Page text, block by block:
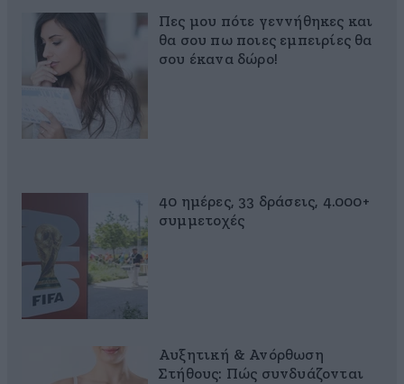
Πες μου πότε γεννήθηκες και
θα σου πω ποιες εμπειρίες θα
σου έκανα δώρο!
40 ημέρες, 33 δράσεις, 4.000+
συμμετοχές
Αυξητική & Ανόρθωση
Στήθους: Πώς συνδυάζονται